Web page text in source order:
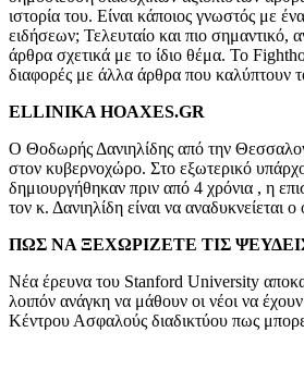
ιστορία του. Είναι κάποιος γνωστός με
ειδήσεων; Τελευταίο και πιο σημαντικό,
άρθρα σχετικά με το ίδιο θέμα. Το
διαφορές με άλλα άρθρα που καλύπτουν
ELLINIKA HOAXES.GR
Ο Θοδωρής Δανιηλίδης από την
στον κυβερνοχώρο. Στο εξωτερικό
δημιουργήθηκαν πριν από 4 χρόνια , η
τον κ. Δανιηλίδη είναι να αναδυκνείεται
ΠΩΣ ΝΑ ΞΕΧΩΡΙΖΕΤΕ ΤΙΣ
Νέα έρευνα του Stanford University
λοιπόν ανάγκη να μάθουν οι νέοι να
Κέντρου Ασφαλούς διαδικτύου πως